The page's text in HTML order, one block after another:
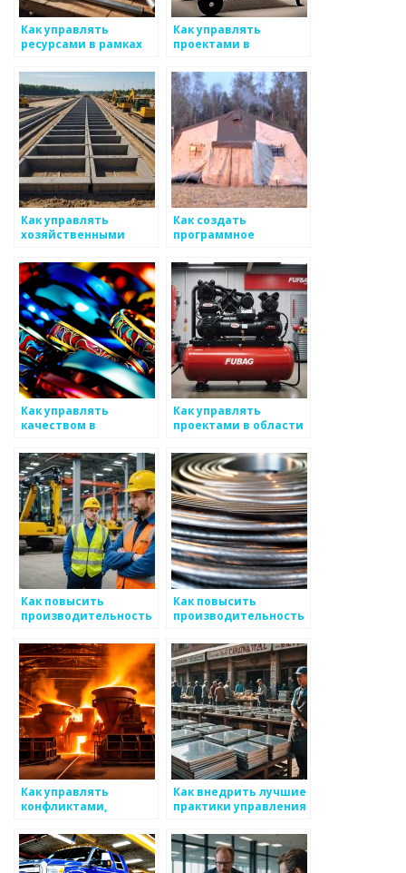
Как управлять
ресурсами в рамках
механическим
изделиям
Как управлять
проектами в
занимающейся
производством
металлических
изделий
Как управлять
хозяйственными
производство
металоизделий
Как создать
программное
управления
производством
металлоизделий
Как управлять
качеством в
металлоизделий
Как управлять
проектами в области
Как повысить
производительность
металлическими
изделиями
Как повысить
производительность
металлическими
изделиями
Как управлять
конфликтами,
процессе работы с
товарами
металоизделий
Как внедрить лучшие
практики управления
металлоизделий